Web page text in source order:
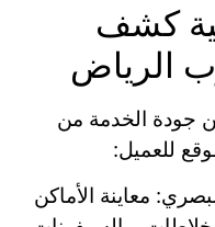
كشف
الرياض
جودة الخدمة من
للعميل:
معاينة الأماكن